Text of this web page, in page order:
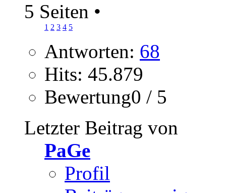
5 Seiten •
1 2 3 4 5
Antworten: 68
Hits: 45.879
Bewertung0 / 5
Letzter Beitrag von
PaGe
Profil